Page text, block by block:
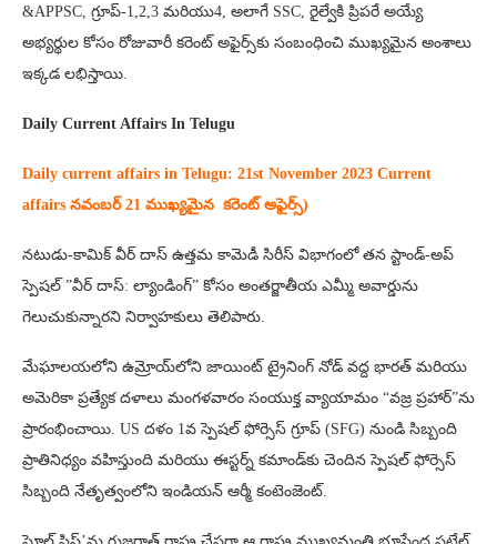
&APPSC, గ్రూప్-1,2,3 మరియు4, అలాగే SSC, రైల్వేకి ప్రిపరే అయ్యే
అభ్యర్థుల కోసం రోజువారీ కరెంట్ అఫైర్స్‌కు సంబంధించి ముఖ్యమైన అంశాలు
ఇక్కడ లభిస్తాయి.
Daily Current Affairs In Telugu
Daily current affairs in Telugu: 21st November 2023 Current
affairs నవంబర్ 21 ముఖ్యమైన కరెంట్ అఫైర్స్‌)
నటుడు-కామిక్ వీర్ దాస్ ఉత్తమ కామెడీ సిరీస్ విభాగంలో తన స్టాండ్-అప్
స్పెషల్ ”వీర్ దాస్: ల్యాండింగ్” కోసం అంతర్జాతీయ ఎమ్మీ అవార్డును
గెలుచుకున్నారని నిర్వాహకులు తెలిపారు.
మేఘాలయలోని ఉమ్రోయ్‌లోని జాయింట్ ట్రైనింగ్ నోడ్ వద్ద భారత్ మరియు
అమెరికా ప్రత్యేక దళాలు మంగళవారం సంయుక్త వ్యాయామం “వజ్ర ప్రహార్”ను
ప్రారంభించాయి. US దళం 1వ స్పెషల్ ఫోర్సెస్ గ్రూప్ (SFG) నుండి సిబ్బంది
ప్రాతినిధ్యం వహిస్తుంది మరియు ఈస్టర్న్ కమాండ్‌కు చెందిన స్పెషల్ ఫోర్సెస్
సిబ్బంది నేతృత్వంలోని ఇండియన్ ఆర్మీ కంటెంజెంట్.